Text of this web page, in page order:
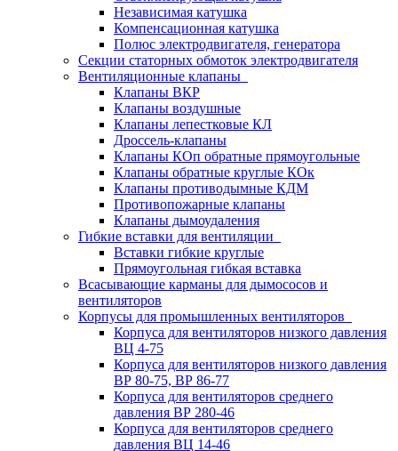
Независимая катушка
Компенсационная катушка
Полюс электродвигателя, генератора
Секции статорных обмоток электродвигателя
Вентиляционные клапаны
Клапаны ВКР
Клапаны воздушные
Клапаны лепестковые КЛ
Дроссель-клапаны
Клапаны КОп обратные прямоугольные
Клапаны обратные круглые КОк
Клапаны противодымные КДМ
Противопожарные клапаны
Клапаны дымоудаления
Гибкие вставки для вентиляции
Вставки гибкие круглые
Прямоугольная гибкая вставка
Всасывающие карманы для дымососов и
вентиляторов
Корпусы для промышленных вентиляторов
Корпуса для вентиляторов низкого давления
ВЦ 4-75
Корпуса для вентиляторов низкого давления
ВР 80-75, ВР 86-77
Корпуса для вентиляторов среднего
давления ВР 280-46
Корпуса для вентиляторов среднего
давления ВЦ 14-46